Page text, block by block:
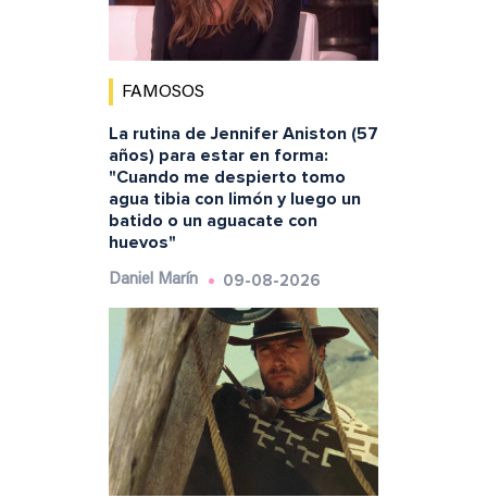
FAMOSOS
La rutina de Jennifer Aniston (57
años) para estar en forma:
"Cuando me despierto tomo
agua tibia con limón y luego un
batido o un aguacate con
huevos"
Daniel Marín 09-08-2026